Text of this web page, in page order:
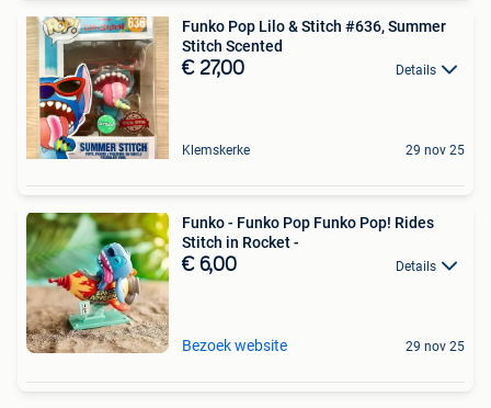
Funko Pop Lilo & Stitch #636, Summer
Stitch Scented
€ 27,00 Details
Klemskerke 29 nov 25
Funko - Funko Pop Funko Pop! Rides
Stitch in Rocket -
€ 6,00 Details
Bezoek website 29 nov 25